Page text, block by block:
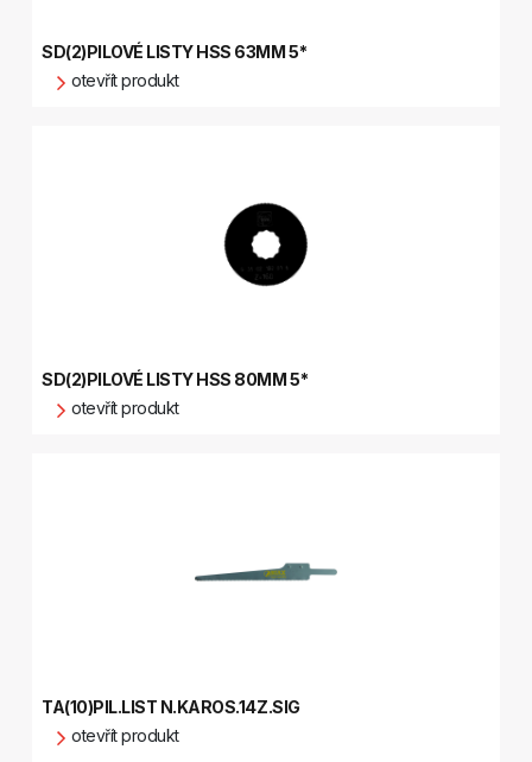
SD(2)PILOVÉ LISTY HSS 63MM 5*
otevřít produkt
SD(2)PILOVÉ LISTY HSS 80MM 5*
otevřít produkt
TA(10)PIL.LIST N.KAROS.14Z.SIG
otevřít produkt